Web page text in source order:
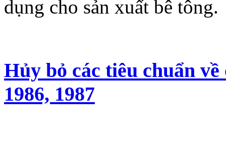
dụng cho sản xuất bê tông.
Hủy bỏ các tiêu chuẩn
1986, 1987